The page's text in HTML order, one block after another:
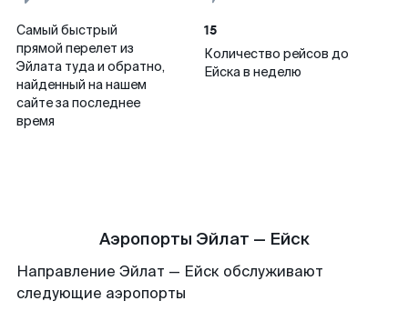
Самый быстрый
прямой перелет из
Эйлата туда и обратно,
найденный на нашем
сайте за последнее
время
15
Количество рейсов до
Ейска в неделю
Аэропорты Эйлат — Ейск
Направление Эйлат — Ейск обслуживают
следующие аэропорты